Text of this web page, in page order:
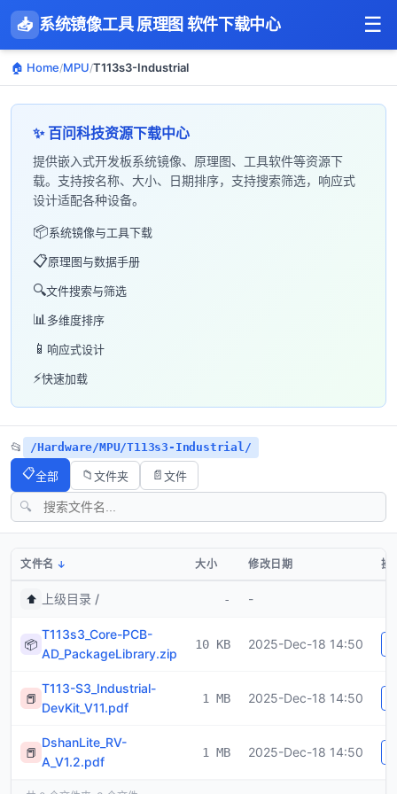
📥 系统镜像工具 原理图 软件下载中心 ☰
🏠 Home/MPU/T113s3-Industrial
✨ 百问科技资源下载中心
提供嵌入式开发板系统镜像、原理图、工具软件等资源下
载。支持按名称、大小、日期排序，支持搜索筛选，响应式
设计适配各种设备。
📦系统镜像与工具下载
📋原理图与数据手册
🔍文件搜索与筛选
📊多维度排序
📱 响应式设计
⚡快速加载
📂 /Hardware/MPU/T113s3-Industrial/
📋全部 📁 文件夹 📄 文件
🔍
文件名 大小 修改日期 操
⬆️ 上级目录 / - -
📦
T113s3_Core-PCB-
AD_PackageLibrary.zip
10 KB 2025-Dec-18 14:50
📕
T113-S3_Industrial-
DevKit_V11.pdf
1 MB 2025-Dec-18 14:50
📕
DshanLite_RV-
A_V1.2.pdf
1 MB 2025-Dec-18 14:50